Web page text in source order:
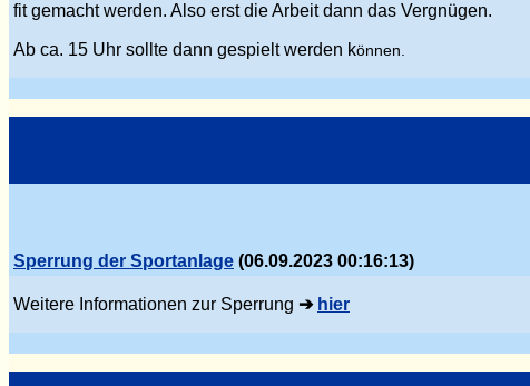
fit gemacht werden. Also erst die Arbeit dann das Vergnügen.
Ab ca. 15 Uhr sollte dann gespielt werden können.
Sperrung der Sportanlage (06.09.2023 00:16:13)
Weitere Informationen zur Sperrung ➔ hier